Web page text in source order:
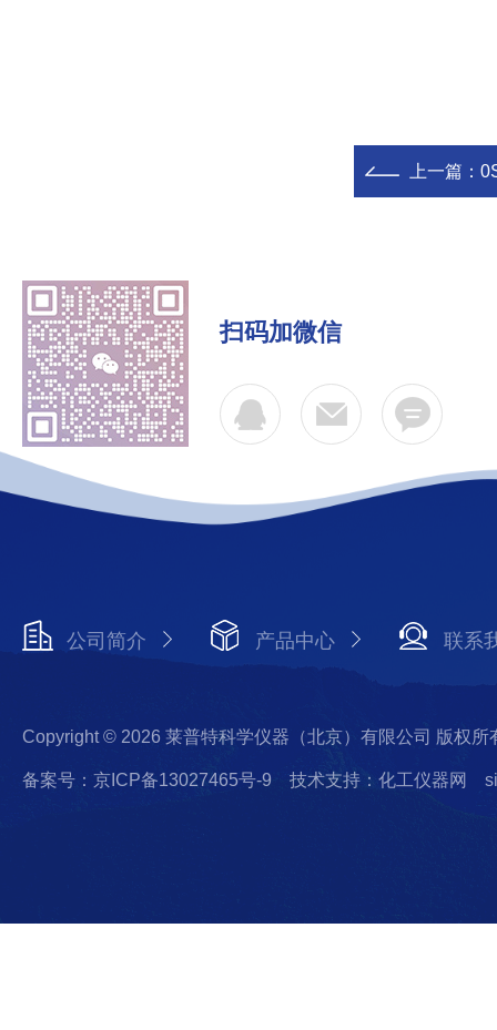
上一篇：
扫码加微信
公司简介 产品中心 联系
Copyright © 2026 莱普特科学仪器（北京）有限公司 版权所
备案号：京ICP备13027465号-9 技术支持：化工仪器网